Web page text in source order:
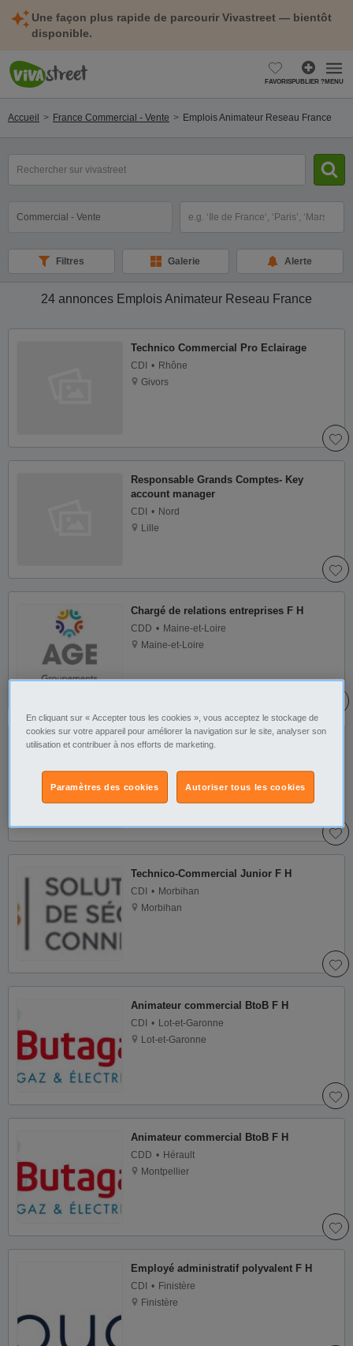
Une façon plus rapide de parcourir Vivastreet — bientôt
disponible.
FAVORISPUBLIER ?MENU
Accueil France Commercial - Vente Emplois Animateur Reseau France
clé(s)
Filtres Galerie Alerte
24 annonces Emplois Animateur Reseau France
Technico Commercial Pro Eclairage
CDI
Rhône
Givors
Responsable Grands Comptes- Key
account manager
CDI
Nord
Lille
Chargé de relations entreprises F H
CDD
Maine-et-Loire
Maine-et-Loire
Vendeur secteur VN F H
Morbihan
Technico-Commercial Junior F H
CDI
Morbihan
Morbihan
Animateur commercial BtoB F H
CDI
Lot-et-Garonne
Lot-et-Garonne
Animateur commercial BtoB F H
CDD
Hérault
Montpellier
Employé administratif polyvalent F H
CDI
Finistère
Finistère
En cliquant sur « Accepter tous les cookies », vous acceptez le stockage de
cookies sur votre appareil pour améliorer la navigation sur le site, analyser son
utilisation et contribuer à nos efforts de marketing.
Autoriser tous les cookies
Paramètres des cookies